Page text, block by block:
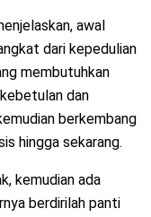
awal
dari kepedulian
membutuhkan
dan
berkembang
hingga sekarang.
kemudian ada
berdirilah panti